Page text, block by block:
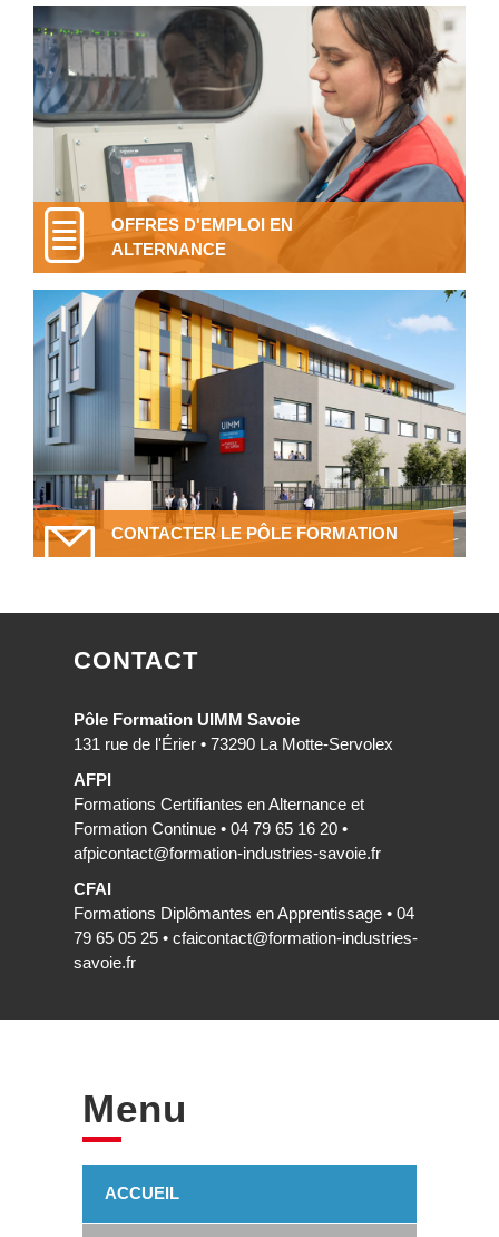
OFFRES D'EMPLOI EN
ALTERNANCE
CONTACTER LE PÔLE FORMATION
CONTACT
Pôle Formation UIMM Savoie
131 rue de l'Érier • 73290 La Motte-Servolex
AFPI
Formations Certifiantes en Alternance et
Formation Continue • 04 79 65 16 20 •
afpicontact@formation-industries-savoie.fr
CFAI
Formations Diplômantes en Apprentissage • 04
79 65 05 25 • cfaicontact@formation-industries-
savoie.fr
Menu
ACCUEIL